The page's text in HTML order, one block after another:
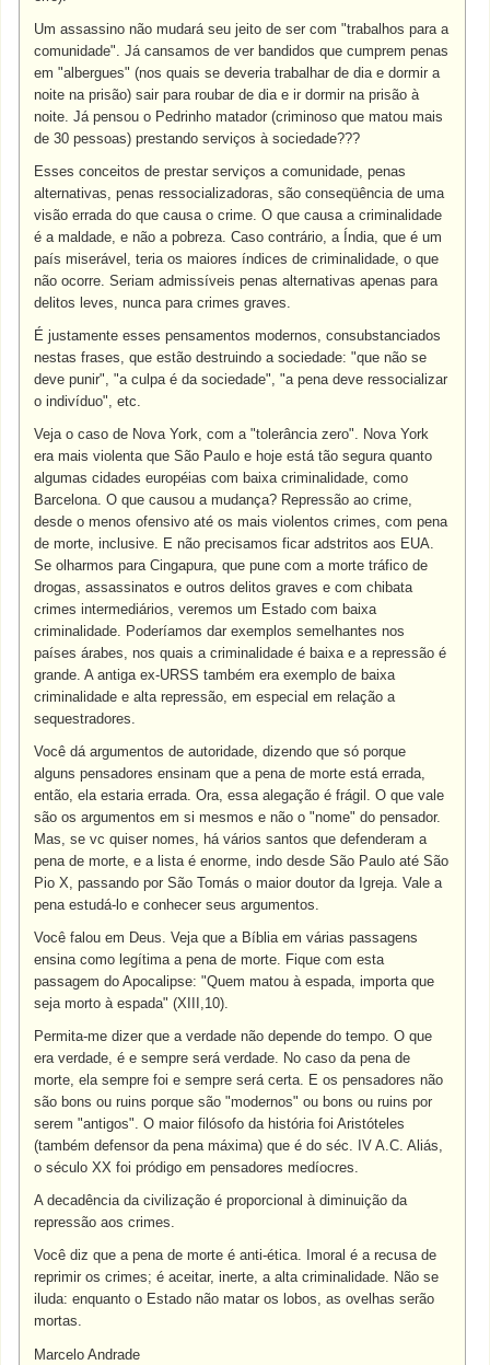
Um assassino não mudará seu jeito de ser com "trabalhos para a
comunidade". Já cansamos de ver bandidos que cumprem penas
em "albergues" (nos quais se deveria trabalhar de dia e dormir a
noite na prisão) sair para roubar de dia e ir dormir na prisão à
noite. Já pensou o Pedrinho matador (criminoso que matou mais
de 30 pessoas) prestando serviços à sociedade???
Esses conceitos de prestar serviços a comunidade, penas
alternativas, penas ressocializadoras, são conseqüência de uma
visão errada do que causa o crime. O que causa a criminalidade
é a maldade, e não a pobreza. Caso contrário, a Índia, que é um
país miserável, teria os maiores índices de criminalidade, o que
não ocorre. Seriam admissíveis penas alternativas apenas para
delitos leves, nunca para crimes graves.
É justamente esses pensamentos modernos, consubstanciados
nestas frases, que estão destruindo a sociedade: "que não se
deve punir", "a culpa é da sociedade", "a pena deve ressocializar
o indivíduo", etc.
Veja o caso de Nova York, com a "tolerância zero". Nova York
era mais violenta que São Paulo e hoje está tão segura quanto
algumas cidades européias com baixa criminalidade, como
Barcelona. O que causou a mudança? Repressão ao crime,
desde o menos ofensivo até os mais violentos crimes, com pena
de morte, inclusive. E não precisamos ficar adstritos aos EUA.
Se olharmos para Cingapura, que pune com a morte tráfico de
drogas, assassinatos e outros delitos graves e com chibata
crimes intermediários, veremos um Estado com baixa
criminalidade. Poderíamos dar exemplos semelhantes nos
países árabes, nos quais a criminalidade é baixa e a repressão é
grande. A antiga ex-URSS também era exemplo de baixa
criminalidade e alta repressão, em especial em relação a
sequestradores.
Você dá argumentos de autoridade, dizendo que só porque
alguns pensadores ensinam que a pena de morte está errada,
então, ela estaria errada. Ora, essa alegação é frágil. O que vale
são os argumentos em si mesmos e não o "nome" do pensador.
Mas, se vc quiser nomes, há vários santos que defenderam a
pena de morte, e a lista é enorme, indo desde São Paulo até São
Pio X, passando por São Tomás o maior doutor da Igreja. Vale a
pena estudá-lo e conhecer seus argumentos.
Você falou em Deus. Veja que a Bíblia em várias passagens
ensina como legítima a pena de morte. Fique com esta
passagem do Apocalipse: "Quem matou à espada, importa que
seja morto à espada" (XIII,10).
Permita-me dizer que a verdade não depende do tempo. O que
era verdade, é e sempre será verdade. No caso da pena de
morte, ela sempre foi e sempre será certa. E os pensadores não
são bons ou ruins porque são "modernos" ou bons ou ruins por
serem "antigos". O maior filósofo da história foi Aristóteles
(também defensor da pena máxima) que é do séc. IV A.C. Aliás,
o século XX foi pródigo em pensadores medíocres.
A decadência da civilização é proporcional à diminuição da
repressão aos crimes.
Você diz que a pena de morte é anti-ética. Imoral é a recusa de
reprimir os crimes; é aceitar, inerte, a alta criminalidade. Não se
iluda: enquanto o Estado não matar os lobos, as ovelhas serão
mortas.
Marcelo Andrade